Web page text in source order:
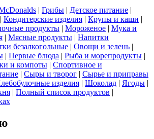
| Грибы | Детское питание |
| Кондитерские изделия | Крупы и каши |
продукты | Мороженое | Мука и
| Мясные продукты | Напитки
безалкогольные | Овощи и зелень |
| Первые блюда | Рыба и морепродукты |
и компоты | Спортивное и
| Сыры и творог | Сырье и приправы
изделия | Шоколад | Ягоды |
| Полный список продуктов |